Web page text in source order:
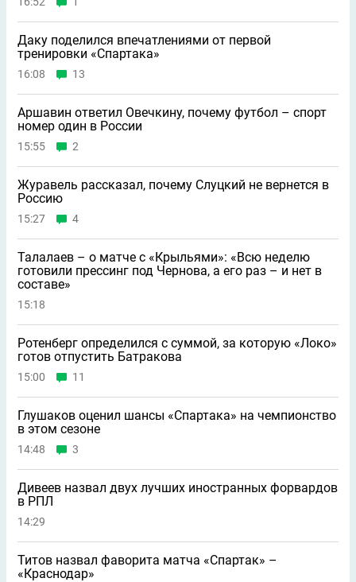
Даку поделился впечатлениями от первой
тренировки «Спартака»
16:08 13
Аршавин ответил Овечкину, почему футбол – спорт
номер один в России
15:55 2
Журавель рассказал, почему Слуцкий не вернется в
Россию
15:27 4
Талалаев – о матче с «Крыльями»: «Всю неделю
готовили прессинг под Чернова, а его раз – и нет в
составе»
15:18
Ротенберг определился с суммой, за которую «Локо»
готов отпустить Батракова
15:00 11
Глушаков оценил шансы «Спартака» на чемпионство
в этом сезоне
14:48 3
Дивеев назвал двух лучших иностранных форвардов
в РПЛ
14:29
Титов назвал фаворита матча «Спартак» –
«Краснодар»